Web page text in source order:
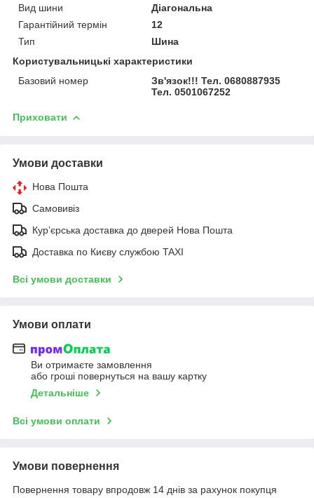
Вид шини
Діагональна
Гарантійний термін
12
Тип
Шина
Користувальницькі характеристики
Базовий номер
Зв'язок!!! Тел. 0680887935
Тел. 0501067252
Приховати
Умови доставки
Нова Пошта
Самовивіз
Курʼєрська доставка до дверей Нова Пошта
Доставка по Києву службою TAXI
Всі умови доставки
Умови оплати
Ви отримаєте замовлення
або гроші повернуться на вашу картку
Детальніше
Всі умови оплати
Умови повернення
Повернення товару впродовж 14 днів за рахунок покупця